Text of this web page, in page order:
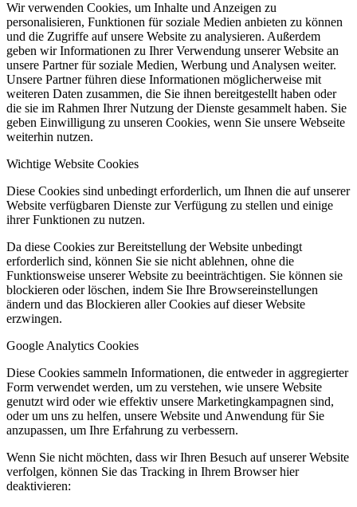
Wir verwenden Cookies, um Inhalte und Anzeigen zu
personalisieren, Funktionen für soziale Medien anbieten zu können
und die Zugriffe auf unsere Website zu analysieren. Außerdem
geben wir Informationen zu Ihrer Verwendung unserer Website an
unsere Partner für soziale Medien, Werbung und Analysen weiter.
Unsere Partner führen diese Informationen möglicherweise mit
weiteren Daten zusammen, die Sie ihnen bereitgestellt haben oder
die sie im Rahmen Ihrer Nutzung der Dienste gesammelt haben. Sie
geben Einwilligung zu unseren Cookies, wenn Sie unsere Webseite
weiterhin nutzen.
Wichtige Website Cookies
Diese Cookies sind unbedingt erforderlich, um Ihnen die auf unserer
Website verfügbaren Dienste zur Verfügung zu stellen und einige
ihrer Funktionen zu nutzen.
Da diese Cookies zur Bereitstellung der Website unbedingt
erforderlich sind, können Sie sie nicht ablehnen, ohne die
Funktionsweise unserer Website zu beeinträchtigen. Sie können sie
blockieren oder löschen, indem Sie Ihre Browsereinstellungen
ändern und das Blockieren aller Cookies auf dieser Website
erzwingen.
Google Analytics Cookies
Diese Cookies sammeln Informationen, die entweder in aggregierter
Form verwendet werden, um zu verstehen, wie unsere Website
genutzt wird oder wie effektiv unsere Marketingkampagnen sind,
oder um uns zu helfen, unsere Website und Anwendung für Sie
anzupassen, um Ihre Erfahrung zu verbessern.
Wenn Sie nicht möchten, dass wir Ihren Besuch auf unserer Website
verfolgen, können Sie das Tracking in Ihrem Browser hier
deaktivieren: